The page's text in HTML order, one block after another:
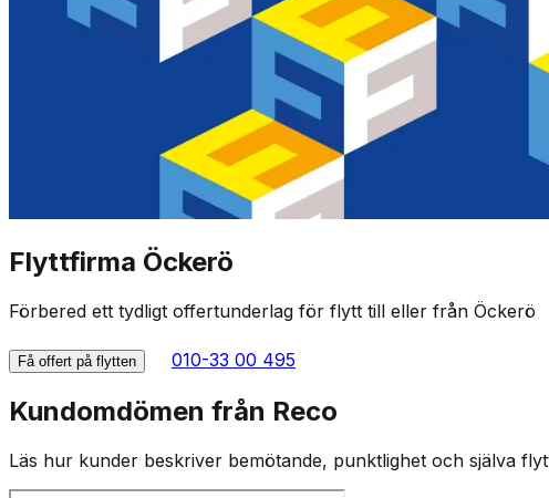
Flyttfirma Öckerö
Förbered ett tydligt offertunderlag för flytt till eller från Öckerö
Få offert på flytten 010-33 00 495
Kundomdömen från Reco
Läs hur kunder beskriver bemötande, punktlighet och själva